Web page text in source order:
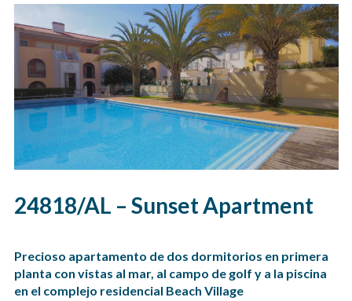
24818/AL – Sunset Apartment
Precioso apartamento de dos dormitorios en primera
planta con vistas al mar, al campo de golf y a la piscina
en el complejo residencial Beach Village